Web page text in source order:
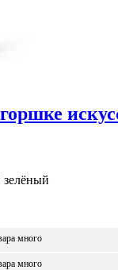
много
много